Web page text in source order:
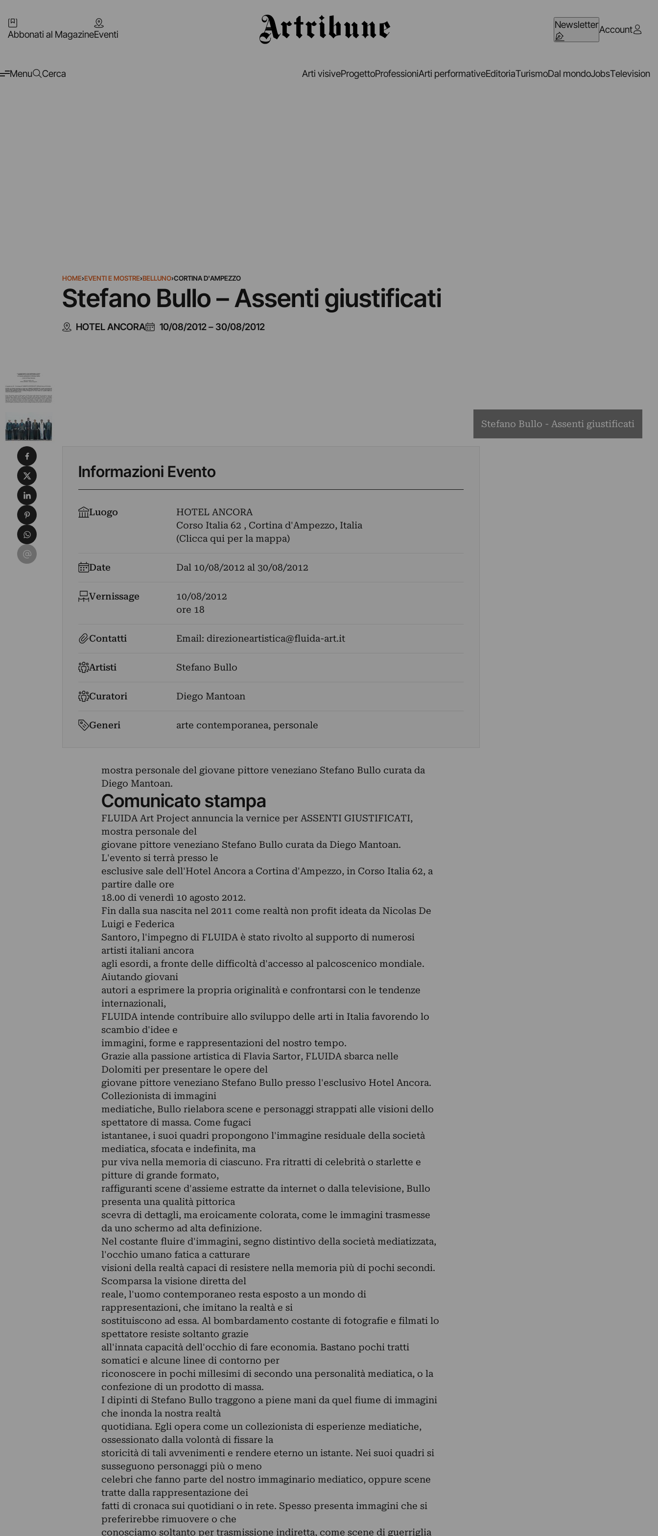
Abbonati al MagazineEventi
NewsletterAccount
Menu Cerca Arti visiveProgettoProfessioniArti performativeEditoriaTurismoDal mondoJobsTelevision
HOME›EVENTI E MOSTRE›BELLUNO›CORTINA D'AMPEZZO
Stefano Bullo – Assenti giustificati
HOTEL ANCORA 10/08/2012– 30/08/2012
Stefano Bullo - Assenti giustificati
Informazioni Evento
Luogo
HOTEL ANCORA
Corso Italia 62 , Cortina d'Ampezzo, Italia
(Clicca qui per la mappa)
Date Dal 10/08/2012 al 30/08/2012
Vernissage
10/08/2012
ore 18
Contatti Email: direzioneartistica@fluida-art.it
Artisti Stefano Bullo
Curatori Diego Mantoan
Generi arte contemporanea, personale
mostra personale del giovane pittore veneziano Stefano Bullo curata da
Diego Mantoan.
Comunicato stampa
FLUIDA Art Project annuncia la vernice per ASSENTI GIUSTIFICATI,
mostra personale del
giovane pittore veneziano Stefano Bullo curata da Diego Mantoan.
L'evento si terrà presso le
esclusive sale dell'Hotel Ancora a Cortina d'Ampezzo, in Corso Italia 62, a
partire dalle ore
18.00 di venerdì 10 agosto 2012.
Fin dalla sua nascita nel 2011 come realtà non profit ideata da Nicolas De
Luigi e Federica
Santoro, l'impegno di FLUIDA è stato rivolto al supporto di numerosi
artisti italiani ancora
agli esordi, a fronte delle difficoltà d'accesso al palcoscenico mondiale.
Aiutando giovani
autori a esprimere la propria originalità e confrontarsi con le tendenze
internazionali,
FLUIDA intende contribuire allo sviluppo delle arti in Italia favorendo lo
scambio d'idee e
immagini, forme e rappresentazioni del nostro tempo.
Grazie alla passione artistica di Flavia Sartor, FLUIDA sbarca nelle
Dolomiti per presentare le opere del
giovane pittore veneziano Stefano Bullo presso l'esclusivo Hotel Ancora.
Collezionista di immagini
mediatiche, Bullo rielabora scene e personaggi strappati alle visioni dello
spettatore di massa. Come fugaci
istantanee, i suoi quadri propongono l'immagine residuale della società
mediatica, sfocata e indefinita, ma
pur viva nella memoria di ciascuno. Fra ritratti di celebrità o starlette e
pitture di grande formato,
raffiguranti scene d'assieme estratte da internet o dalla televisione, Bullo
presenta una qualità pittorica
scevra di dettagli, ma eroicamente colorata, come le immagini trasmesse
da uno schermo ad alta definizione.
Nel costante fluire d'immagini, segno distintivo della società mediatizzata,
l'occhio umano fatica a catturare
visioni della realtà capaci di resistere nella memoria più di pochi secondi.
Scomparsa la visione diretta del
reale, l'uomo contemporaneo resta esposto a un mondo di
rappresentazioni, che imitano la realtà e si
sostituiscono ad essa. Al bombardamento costante di fotografie e filmati lo
spettatore resiste soltanto grazie
all'innata capacità dell'occhio di fare economia. Bastano pochi tratti
somatici e alcune linee di contorno per
riconoscere in pochi millesimi di secondo una personalità mediatica, o la
confezione di un prodotto di massa.
I dipinti di Stefano Bullo traggono a piene mani da quel fiume di immagini
che inonda la nostra realtà
quotidiana. Egli opera come un collezionista di esperienze mediatiche,
ossessionato dalla volontà di fissare la
storicità di tali avvenimenti e rendere eterno un istante. Nei suoi quadri si
susseguono personaggi più o meno
celebri che fanno parte del nostro immaginario mediatico, oppure scene
tratte dalla rappresentazione dei
fatti di cronaca sui quotidiani o in rete. Spesso presenta immagini che si
preferirebbe rimuovere o che
conosciamo soltanto per trasmissione indiretta, come scene di guerriglia
Condividi su Facebook
Condividi su X
Condividi su LinkedIn
Condividi su Pinterest
Condividi su WhatsApp
Condividi su Email